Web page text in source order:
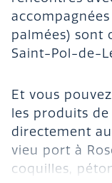
palmées) sont
Saint-Pol-de-
Et vous
les produits
directement
vieu port à
coquilles,